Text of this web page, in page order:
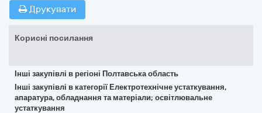
Друкувати
Корисні посилання
Інші закупівлі в регіоні Полтавська область
Інші закупівлі в категорії Електротехнічне устаткування,
апаратура, обладнання та матеріали; освітлювальне
устаткування